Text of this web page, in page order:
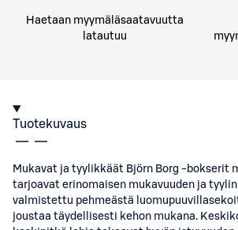
Haetaan myymäläsaatavuutta
latautuu
Tuotekuvaus
Mukavat ja tyylikkäät Björn Borg -bokserit
tarjoavat erinomaisen mukavuuden ja
valmistettu pehmeästä
joustaa täydellisesti kehon mukana.